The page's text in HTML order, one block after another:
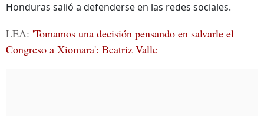
Honduras salió a defenderse en las redes sociales.
LEA: 'Tomamos una decisión pensando en salvarle el
Congreso a Xiomara': Beatriz Valle